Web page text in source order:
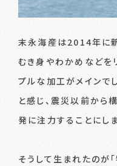
末永海産は2014年に
むき身やわかめなどを
プルな加工がメインで
と感じ、震災以前から
発に注力することにし
そうして生まれたのが「